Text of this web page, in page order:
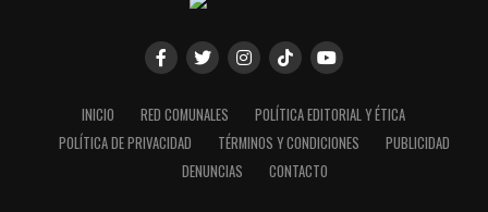
INICIO RED COMUNALES
POLÍTICA EDITORIAL Y ÉTICA
POLÍTICA DE PRIVACIDAD
TÉRMINOS Y CONDICIONES
PUBLICIDAD
DENUNCIAS
CONTACTO